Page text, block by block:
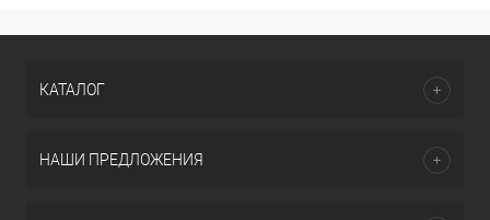
КАТАЛОГ
НАШИ ПРЕДЛОЖЕНИЯ